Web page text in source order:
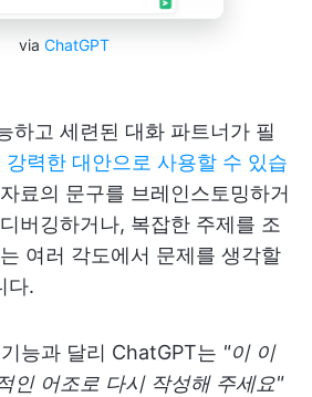
via ChatGPT
하고 세련된 대화 파트너가 필
력한 대안으로 사용할 수 있습
료의 문구를 브레인스토밍하거
버깅하거나, 복잡한 주제를 조
여러 각도에서 문제를 생각할
다.
능과 달리 ChatGPT는 "이 이
인 어조로 다시 작성해 주세요"